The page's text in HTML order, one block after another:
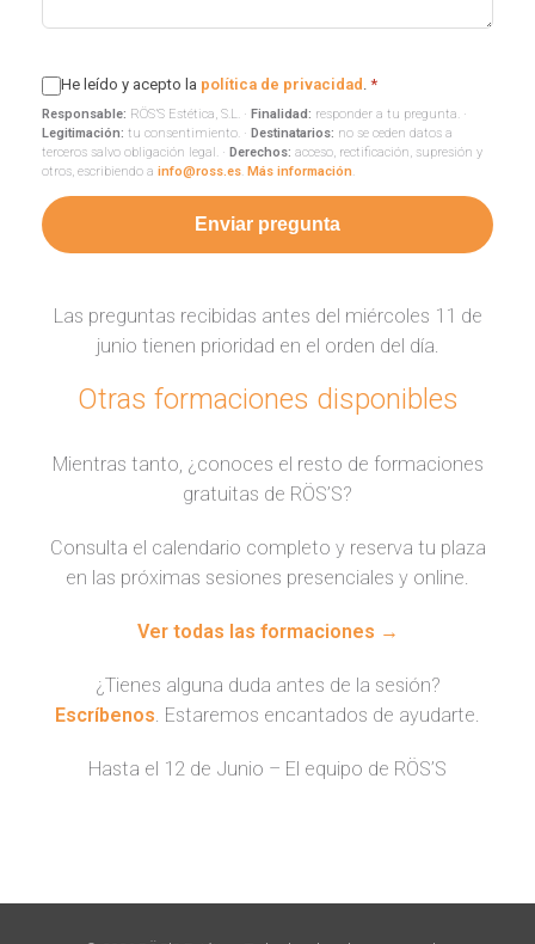
He leído y acepto la política de privacidad *
Responsable: RÖS’S Estética, S.L. · Finalidad: responder a tu pregunta. ·
Legitimación: tu consentimiento. · Destinatarios: no se ceden datos a
terceros salvo obligación legal. · Derechos: acceso, rectificación, supresión y
otros, escribiendo a info@ross.es. Más información.
Enviar pregunta
Las preguntas recibidas antes del miércoles 11 de
junio tienen prioridad en el orden del día.
Otras formaciones disponibles
Mientras tanto, ¿conoces el resto de formaciones
gratuitas de RÖS’S?
Consulta el calendario completo y reserva tu plaza
en las próximas sesiones presenciales y online.
Ver todas las formaciones →
¿Tienes alguna duda antes de la sesión?
Escríbenos . Estaremos encantados de ayudarte.
Hasta el 12 de Junio – El equipo de RÖS’S